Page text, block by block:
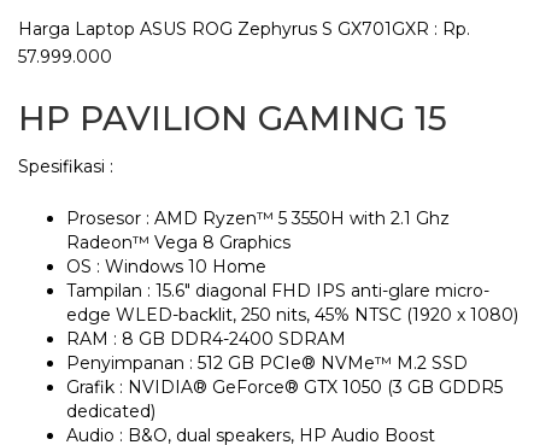
Harga Laptop ASUS ROG Zephyrus S GX701GXR : Rp.
57.999.000
HP PAVILION GAMING 15
Spesifikasi :
Prosesor : AMD Ryzen™ 5 3550H with 2.1 Ghz
Radeon™ Vega 8 Graphics
OS : Windows 10 Home
Tampilan : 15.6″ diagonal FHD IPS anti-glare micro-
edge WLED-backlit, 250 nits, 45% NTSC (1920 x 1080)
RAM : 8 GB DDR4-2400 SDRAM
Penyimpanan : 512 GB PCIe® NVMe™ M.2 SSD
Grafik : NVIDIA® GeForce® GTX 1050 (3 GB GDDR5
dedicated)
Audio : B&O, dual speakers, HP Audio Boost